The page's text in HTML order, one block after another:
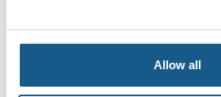
Allow all